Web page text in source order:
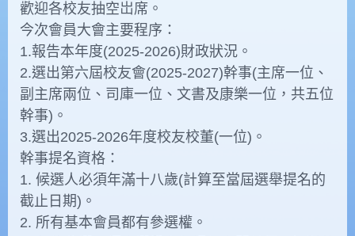
歡迎各校友抽空岀席。
今次會員大會主要程序：
1.報告本年度(2025-2026)財政狀況。
2.選出第六屆校友會(2025-2027)幹事(主席一位、
副主席兩位、司庫一位、文書及康樂一位，共五位
幹事)。
3.選出2025-2026年度校友校董(一位)。
幹事提名資格：
1. 候選人必須年滿十八歲(計算至當屆選舉提名的
截止日期)。
2. 所有基本會員都有參選權。